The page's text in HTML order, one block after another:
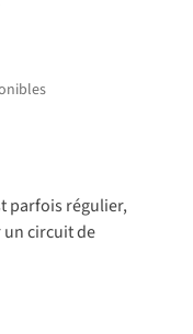
parfois régulier,
un circuit de